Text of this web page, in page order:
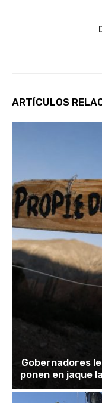
ARTÍCULOS
Gobernadores
ponen en jaque